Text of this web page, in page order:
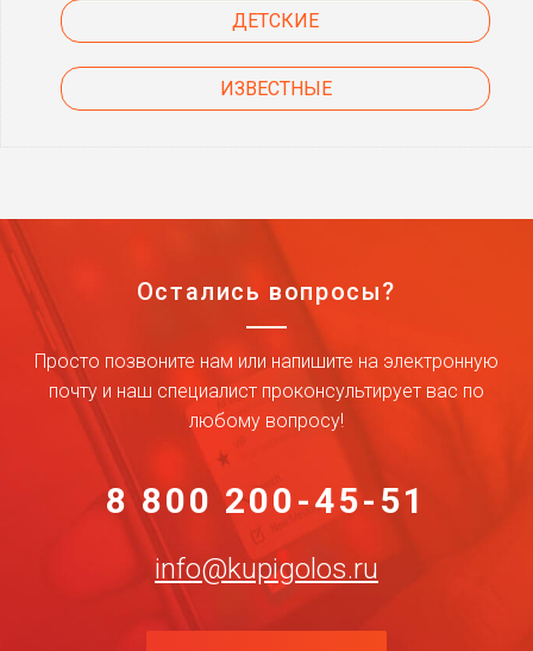
ДЕТСКИЕ
ИЗВЕСТНЫЕ
Остались вопросы?
Просто позвоните нам или напишите на электронную
почту и наш специалист проконсультирует вас по
любому вопросу!
8 800 200-45-51
info@kupigolos.ru